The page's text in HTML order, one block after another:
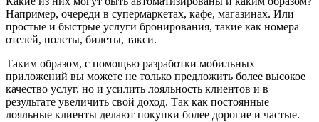
Например, очереди в супермаркетах, кафе, магазинах. Или
простые и быстрые услуги бронирования, такие как номера
отелей, полеты, билеты, такси.
Таким образом, с помощью разработки мобильных
приложений вы можете не только предложить более высокое
качество услуг, но и усилить лояльность клиентов и в
результате увеличить свой доход. Так как постоянные
лояльные клиенты делают покупки более дорогие и частые.